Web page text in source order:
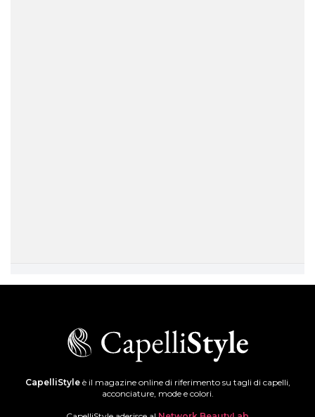
CapelliStyleè il magazine online di riferimento su tagli di capelli,
acconciature, mode e colori.